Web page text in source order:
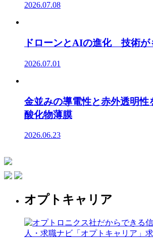
2026.07.08
ドローンとAIの進化 技術が
2026.07.01
金並みの導電性と赤外透明性
酸化物薄膜
2026.06.23
オプトキャリア